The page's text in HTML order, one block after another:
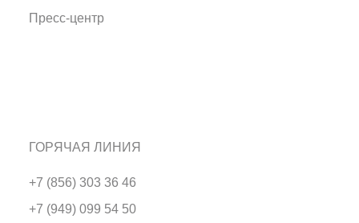
Пресс-центр
ГОРЯЧАЯ ЛИНИЯ
+7 (856) 303 36 46
+7 (949) 099 54 50